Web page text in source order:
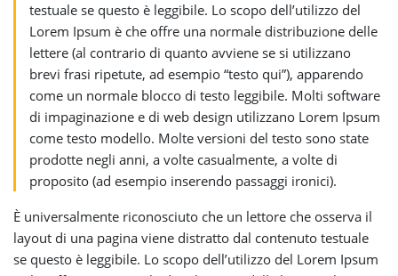
testuale se questo è leggibile. Lo scopo dell’utilizzo del
Lorem Ipsum è che offre una normale distribuzione delle
lettere (al contrario di quanto avviene se si utilizzano
brevi frasi ripetute, ad esempio “testo qui”), apparendo
come un normale blocco di testo leggibile. Molti software
di impaginazione e di web design utilizzano Lorem Ipsum
come testo modello. Molte versioni del testo sono state
prodotte negli anni, a volte casualmente, a volte di
proposito (ad esempio inserendo passaggi ironici).
È universalmente riconosciuto che un lettore che osserva il
layout di una pagina viene distratto dal contenuto testuale
se questo è leggibile. Lo scopo dell’utilizzo del Lorem Ipsum